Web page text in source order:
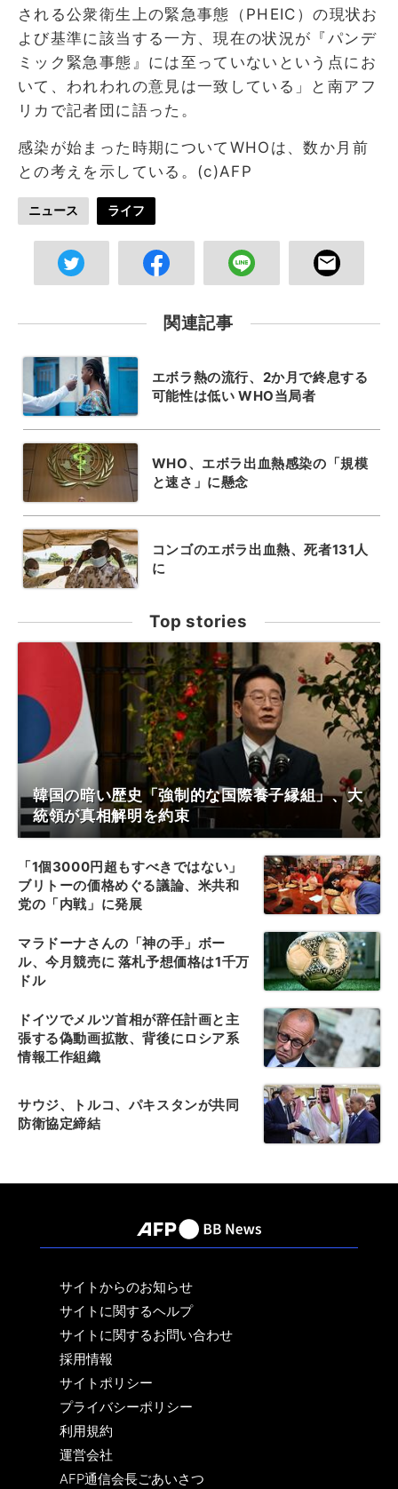
される公衆衛生上の緊急事態（PHEIC）の現状お
よび基準に該当する一方、現在の状況が『パンデ
ミック緊急事態』には至っていないという点にお
いて、われわれの意見は一致している」と南アフ
リカで記者団に語った。
感染が始まった時期についてWHOは、数か月前
との考えを示している。(c)AFP
ニュース ライフ
関連記事
エボラ熱の流行、2か月で終息する
可能性は低い WHO当局者
WHO、エボラ出血熱感染の「規模
と速さ」に懸念
コンゴのエボラ出血熱、死者131人
に
Top stories
韓国の暗い歴史「強制的な国際養子縁組」、大
統領が真相解明を約束
「1個3000円超もすべきではない」
ブリトーの価格めぐる議論、米共和
党の「内戦」に発展
マラドーナさんの「神の手」ボー
ル、今月競売に 落札予想価格は1千万
ドル
ドイツでメルツ首相が辞任計画と主
張する偽動画拡散、背後にロシア系
情報工作組織
サウジ、トルコ、パキスタンが共同
防衛協定締結
サイトからのお知らせ
サイトに関するヘルプ
サイトに関するお問い合わせ
採用情報
サイトポリシー
プライバシーポリシー
利用規約
運営会社
AFP通信会長ごあいさつ